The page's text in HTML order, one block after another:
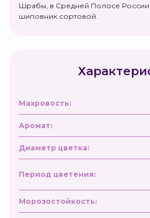
Шрабы, в Средней Полосе России
шиповник сортовой.
Махровость:
Аромат:
Диаметр цветка:
Период цветения:
Морозостойкость: